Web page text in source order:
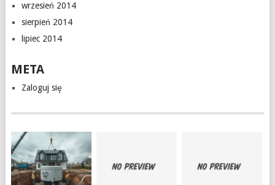
wrzesień 2014
sierpień 2014
lipiec 2014
META
Zaloguj się